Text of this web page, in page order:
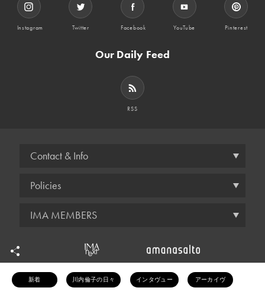
Instagram Twitter Facebook YouTube Pinterest
Our Daily Feed
RSS
Contact & Info
Policies
IMA MEMBERS
© amana inc.
新着 川内倫子の日々 インタヴュー アーカイヴ